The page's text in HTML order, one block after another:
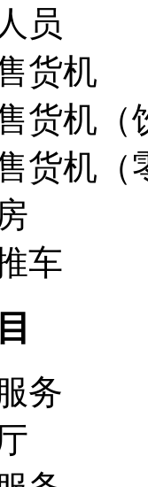
员
货机
货机（
货机（
车
务